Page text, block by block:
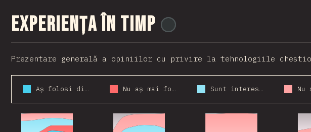
Experiența în timp
Prezentare generală a opiniilor cu privire la tehnologiile
Aș folosi din nou Nu aș mai folosi Sunt interesat(ă)
201620172018201920202021 201620172018201920202021 201620172018201920202021 2018